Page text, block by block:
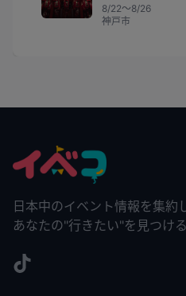
8/22〜8/26
神戸市
日本中のイベント情報を集約
あなたの"行きたい"を見つけ